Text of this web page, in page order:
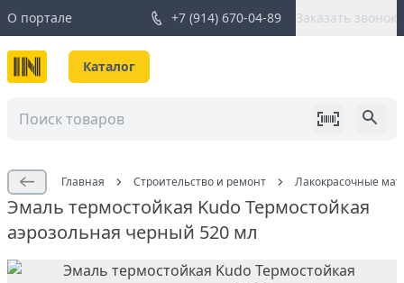
О портале +7 (914) 670-04-89 Заказать звонок
Каталог
Главная Строительство и ремонт Лакокрасочные
Эмаль термостойкая Kudo Термостойкая
аэрозольная черный 520 мл